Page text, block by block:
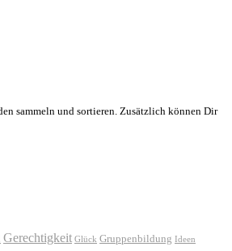
sammeln und sortieren. Zusätzlich können Dir
Gerechtigkeit Glück Gruppenbildung Ideen